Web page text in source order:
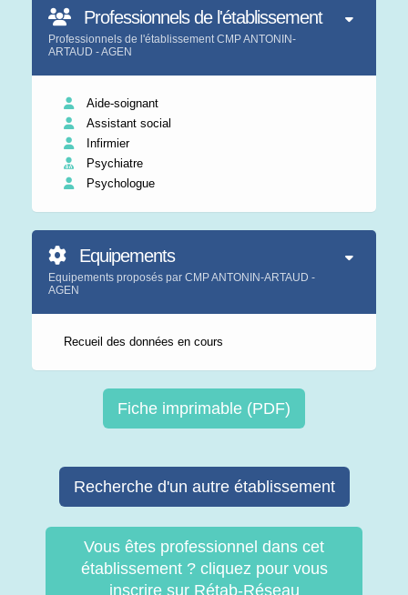
Professionnels de l'établissement
Professionnels de l'établissement CMP ANTONIN-
ARTAUD - AGEN
Aide-soignant
Assistant social
Infirmier
Psychiatre
Psychologue
Equipements
Equipements proposés par CMP ANTONIN-ARTAUD -
AGEN
Recueil des données en cours
Fiche imprimable (PDF)
Recherche d'un autre établissement
Vous êtes professionnel dans cet
établissement ? cliquez pour vous
inscrire sur Rétab-Réseau